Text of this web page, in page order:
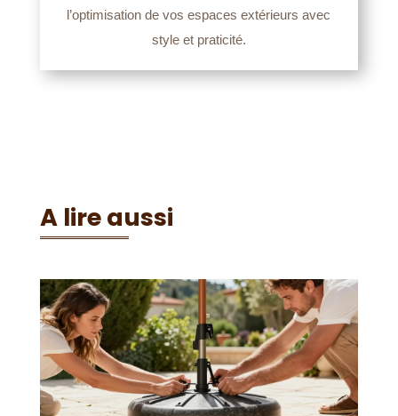
l’optimisation de vos espaces extérieurs avec
style et praticité.
A lire aussi